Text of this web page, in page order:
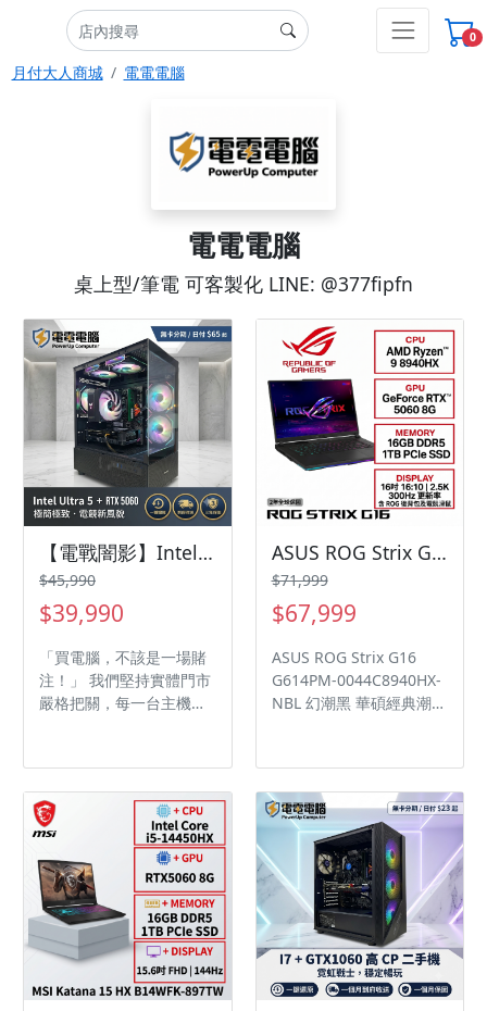
0
月付大人商城 電電電腦
電電電腦
桌上型/筆電 可客製化 LINE: @377fipfn
【電戰闇影】Intel Ultra 5 搭載 RTX 5060 破發效能，無卡分期輕鬆入手，日付只要 $65 起！
$45,990
$39,990
「買電腦，不該是一場賭
注！」 我們堅持實體門市
嚴格把關，每一台主機出
測。電腦壞了不求人！專
業技師做你的堅強後盾，
更獨家贈送『一鍵還原系
統』，重灌自救省時省
力。電電電腦給您的不只
是效能，更是滿滿的安全
感與保障！
ASUS ROG Strix G16 G614PM-0044C8940HX-NBL 幻潮黑 華碩經典潮流電競筆電/R9-8940HX/RTX5060 8G/16GB DDR5/1TB PCIe/16吋 16:10 2.5K 300Hz/W11/含ROG後背包及電競滑鼠🎈送保護套/滑鼠墊/鍵盤膜🎈
$71,999
$67,999
ASUS ROG Strix G16
G614PM-0044C8940HX-
NBL 幻潮黑 華碩經典潮流
8G/16GB DDR5/1TB
PCIe/16吋 16:10 2.5K
300Hz/W11/含ROG後背
包及電競滑鼠🎈送保護套/
滑鼠墊/鍵盤膜🎈